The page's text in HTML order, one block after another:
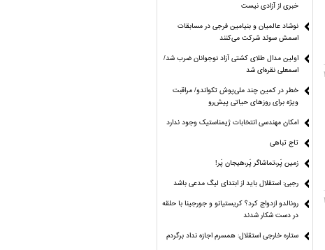
خبری از آزادی نیست
نوشاد عالمیان و بنیامین فرجی در مسابقات
اسمش سوئد شرکت می‌کنند
اولین مدال طلای کشتی آزاد نوجوانان ضرب شد/
اسمعلی نقره‌ای شد
خطر در کمین چند ملی‌پوش تکواندو/ مراقبت
ویژه برای روزهای حیاتی پیش‌رو
امکان مهندسی انتخابات ژیمناستیک وجود ندارد
تاج تباهی
زمین پَر،تماشاگر پَر،هیجان پَر!
رجبی: استقلال باید از ابتدای لیگ مدعی باشد
رونالدو ازدواج کرد؟ کریستیانو و جورجینا با حلقه
در دست شکار شدند
ستاره خارجی استقلال: همسرم اجازه نداد برگردم